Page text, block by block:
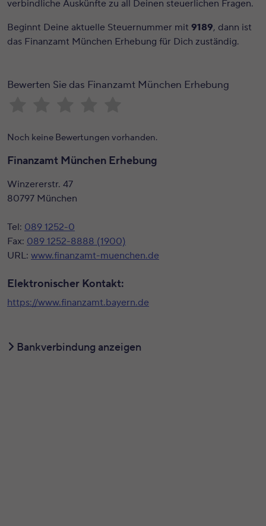
verbindliche Auskünfte zu all Deinen steuerlichen Fragen.
Beginnt Deine aktuelle Steuernummer mit 9189, dann ist
das Finanzamt München Erhebung für Dich zuständig.
Bewerten Sie das Finanzamt München Erhebung
Noch keine Bewertungen vorhanden.
Finanzamt München Erhebung
Winzererstr. 47
80797 München
Tel: 089 1252-0
Fax: 089 1252-8888 (1900)
URL: www.finanzamt-muenchen.de
Elektronischer Kontakt:
https://www.finanzamt.bayern.de
Bankverbindung anzeigen